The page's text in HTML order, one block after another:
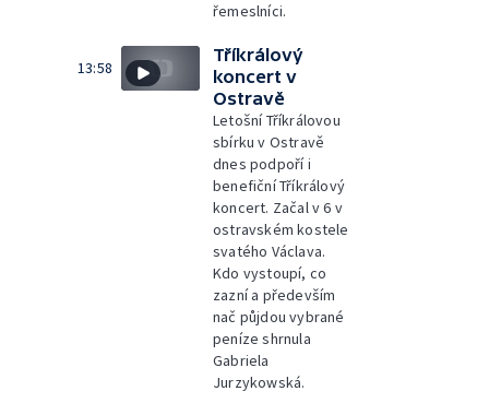
řemeslníci.
13:58
Tříkrálový
koncert v
Ostravě
Letošní Tříkrálovou
sbírku v Ostravě
dnes podpoří i
benefiční Tříkrálový
koncert. Začal v 6 v
ostravském kostele
svatého Václava.
Kdo vystoupí, co
zazní a především
nač půjdou vybrané
peníze shrnula
Gabriela
Jurzykowská.